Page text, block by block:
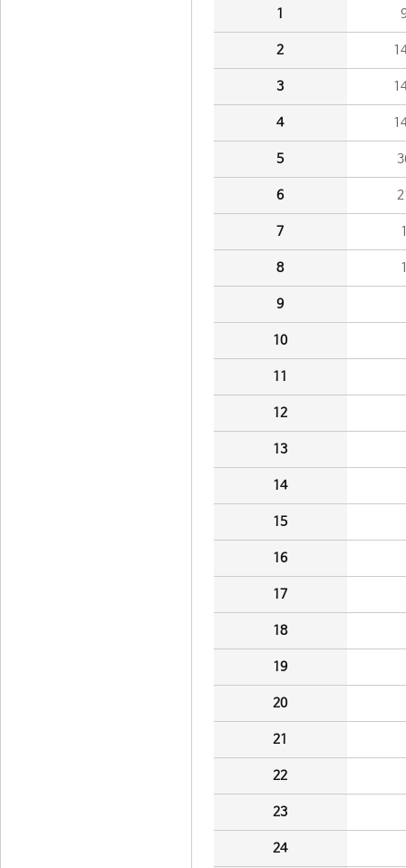
1
2
3
4
5
6
7
8
9
10
11
12
13
14
15
16
17
18
19
20
21
22
23
24